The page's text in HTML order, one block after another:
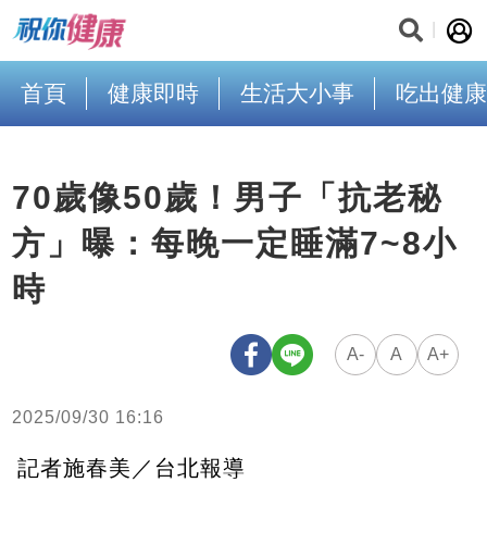
首頁 健康即時 生活大小事 吃出健康
70歲像50歲！男子「抗老秘
方」曝：每晚一定睡滿7~8小
時
A- A A+
2025/09/30 16:16
記者施春美／台北報導